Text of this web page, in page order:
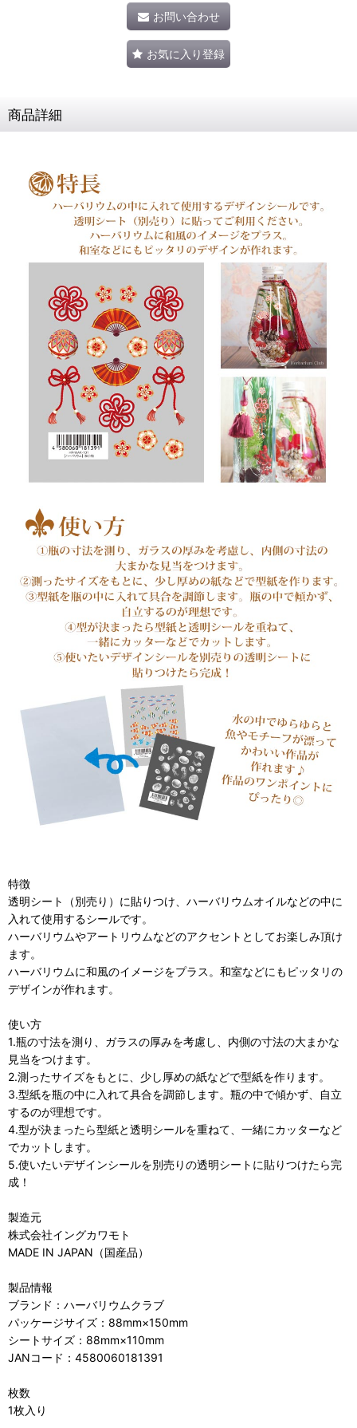
お問い合わせ
お気に入り登録
商品詳細
特徴
透明シート（別売り）に貼りつけ、ハーバリウムオイルなどの中に
入れて使用するシールです。
ハーバリウムやアートリウムなどのアクセントとしてお楽しみ頂け
ます。
ハーバリウムに和風のイメージをプラス。和室などにもピッタリの
デザインが作れます。
使い方
1.瓶の寸法を測り、ガラスの厚みを考慮し、内側の寸法の大まかな
見当をつけます。
2.測ったサイズをもとに、少し厚めの紙などで型紙を作ります。
3.型紙を瓶の中に入れて具合を調節します。瓶の中で傾かず、自立
するのが理想です。
4.型が決まったら型紙と透明シールを重ねて、一緒にカッターなど
でカットします。
5.使いたいデザインシールを別売りの透明シートに貼りつけたら完
成！
製造元
株式会社イングカワモト
MADE IN JAPAN（国産品）
製品情報
ブランド：ハーバリウムクラブ
パッケージサイズ：88mm×150mm
シートサイズ：88mm×110mm
JANコード：4580060181391
枚数
1枚入り